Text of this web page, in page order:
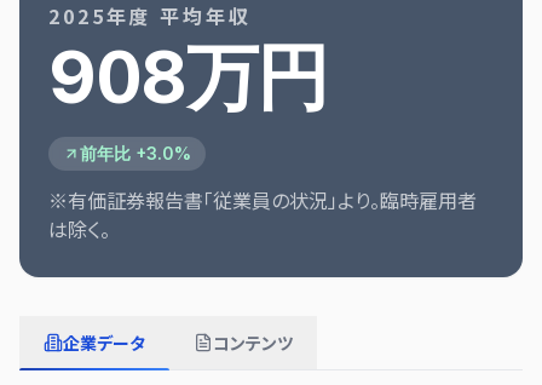
2025年度 平均年収
908万円
前年比 +3.0%
※有価証券報告書「従業員の状況」より。臨時雇用者
は除く。
企業データ コンテンツ